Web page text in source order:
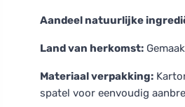
Aandeel natuurlijke
Land van herkomst:
Materiaal verpakking:
spatel voor eenvoudig